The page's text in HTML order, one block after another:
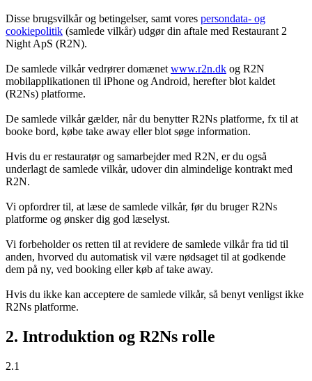
Disse brugsvilkår og betingelser, samt vores persondata- og
cookiepolitik (samlede vilkår) udgør din aftale med Restaurant 2
Night ApS (R2N).
De samlede vilkår vedrører domænet www.r2n.dk og R2N
mobilapplikationen til iPhone og Android, herefter blot kaldet
(R2Ns) platforme.
De samlede vilkår gælder, når du benytter R2Ns platforme, fx til at
booke bord, købe take away eller blot søge information.
Hvis du er restauratør og samarbejder med R2N, er du også
underlagt de samlede vilkår, udover din almindelige kontrakt med
R2N.
Vi opfordrer til, at læse de samlede vilkår, før du bruger R2Ns
platforme og ønsker dig god læselyst.
Vi forbeholder os retten til at revidere de samlede vilkår fra tid til
anden, hvorved du automatisk vil være nødsaget til at godkende
dem på ny, ved booking eller køb af take away.
Hvis du ikke kan acceptere de samlede vilkår, så benyt venligst ikke
R2Ns platforme.
2. Introduktion og R2Ns rolle
2.1